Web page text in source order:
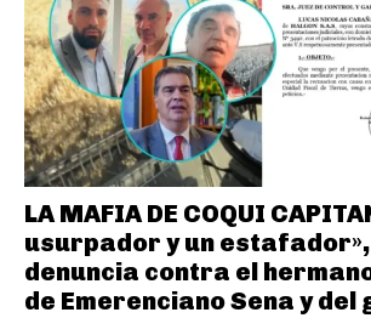
LA MAFIA DE COQUI
usurpador y un
denuncia contra el
de Emerenciano Sena y del